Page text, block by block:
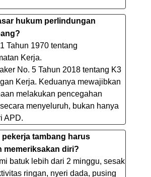
hukum perlindungan
Tahun 1970 tentang
Kerja.
No. 5 Tahun 2018 tentang K3
Kerja. Keduanya mewajibkan
melakukan pencegahan
menyeluruh, bukan hanya
APD.
pekerja tambang harus
memeriksakan diri?
batuk lebih dari 2 minggu, sesak
ringan, nyeri dada, pusing